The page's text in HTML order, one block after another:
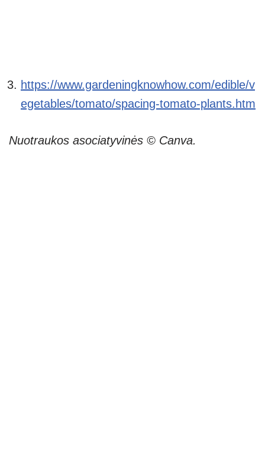
https://www.gardeningknowhow.com/edible/v
egetables/tomato/spacing-tomato-plants.htm
Nuotraukos asociatyvinės © Canva.